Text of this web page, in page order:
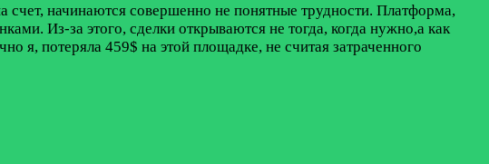
начинаются совершенно не понятные трудности. Платформа,
Из-за этого, сделки открываются не тогда, когда нужно,а как
я, потеряла 459$ на этой площадке, не считая затраченного